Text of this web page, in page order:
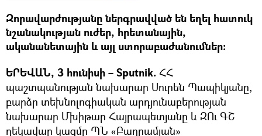
Զորավարժությանը ներգրավված են եղել հատուկ
նշանակության ուժեր, հրետանային,
ականանետային և այլ ստորաբաժանումներ։
ԵՐԵՎԱՆ, 3 հունիսի – Sputnik. ՀՀ
պաշտպանության նախարար Սուրեն Պապիկյանը,
բարձր տեխնոլոգիական արդյունաբերության
նախարար Մխիթար Հայրապետյանը և ԶՈւ ԳՇ
ղեկավար կազմը ՊՆ «Բաղրամյան»